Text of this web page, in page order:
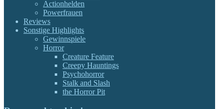
Actionhelden
Powerfrauen
Reviews
Sonstige Highlights
Gewinnspiele
Horror
Creature Feature
Creepy Hauntings
Psychohorror
Stalk and Slash
the Horror Pit